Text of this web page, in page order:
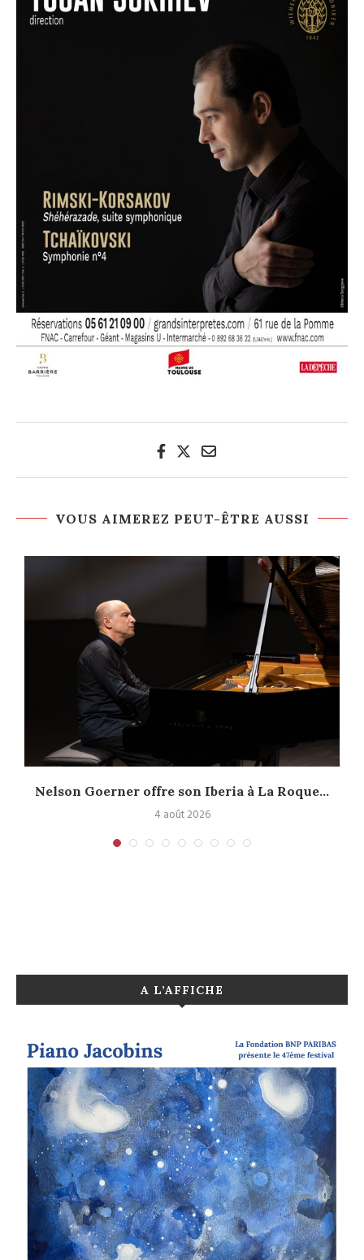
VOUS AIMEREZ PEUT-ÊTRE AUSSI
Nelson Goerner offre son Iberia à La Roque...
4 août 2026
A L’AFFICHE